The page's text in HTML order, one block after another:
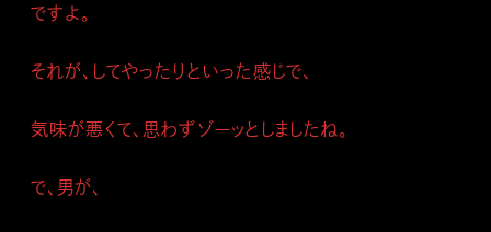
ですよ。
それが、してやったりといった感じで、
気味が悪くて、思わずゾーッとしましたね。
で、男が、